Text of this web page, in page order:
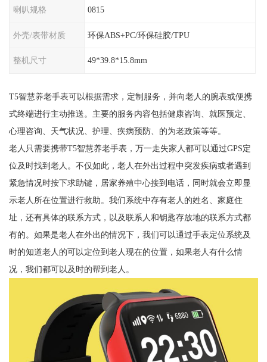
喇叭规格 0815
外壳/表带材质 环保ABS+PC/环保硅胶/TPU
整机尺寸 49*39.8*15.8mm
T5智慧养老手表可以根据需求，定制服务，并向老人的腕表或便携
式终端进行主动推送。主要的服务内容包括健康咨询、就医预定、
心理咨询、天气状况、护理、疾病预防、的为老政策等等。
老人只需要携带T5智慧养老手表，万一走失家人都可以通过GPS定
位及时找到老人。不仅如此，老人在外出过程中突发疾病或者遇到
紧急情况时按下求助键，居家养殖中心接到电话，同时就会立即显
示老人所在位置进行救助。我们系统中存有老人的姓名、家庭住
址，还有具体的联系方式，以及联系人和钥匙存放地的联系方式都
有的。如果是老人在外出的情况下，我们可以通过手表定位系统及
时的知道老人的可以定位到老人现在的位置，如果老人有什么情
况，我们都可以及时的帮到老人。